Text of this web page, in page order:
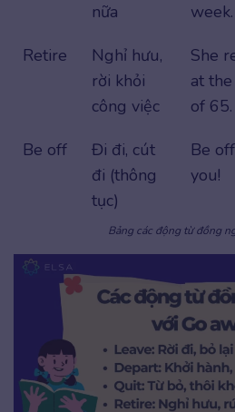
nữa
week.
Retire
Nghỉ hưu,
rời khỏi
công việc
She
at
of 65.
Be off
Đi đi, cút
đi (thông
tục)
Be
you!
Bảng các động từ đồng